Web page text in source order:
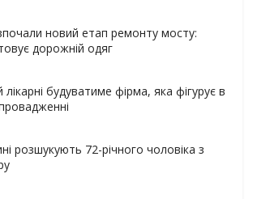
новий етап ремонту мосту:
дорожній одяг
лікарні будуватиме фірма, яка фігурує в
розшукують 72-річного чоловіка з